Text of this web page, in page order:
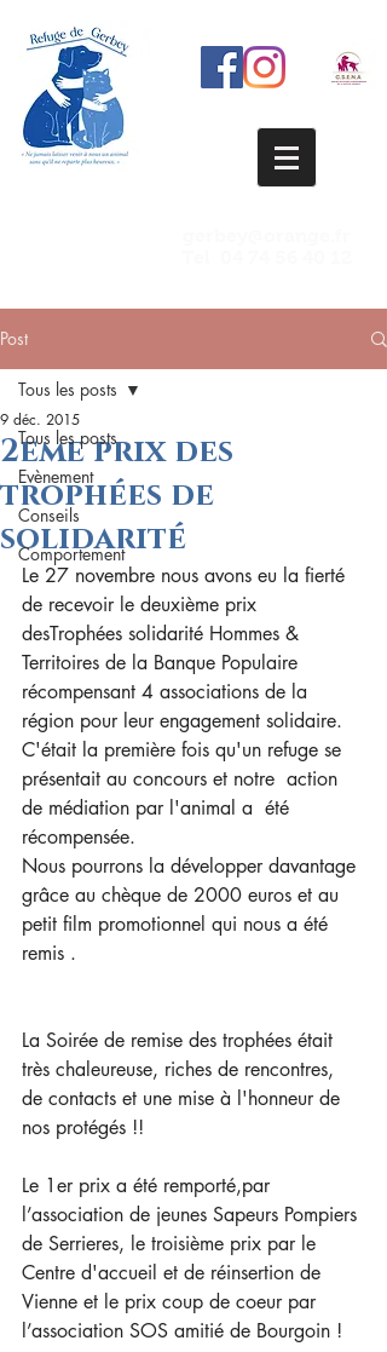
Post
Tous les posts
Evènement
Conseils
Comportement
Tous les posts
2eme prix des
trophées de
solidarité
9 déc. 2015
Le 27 novembre nous avons eu la fierté
de recevoir le deuxième prix
desTrophées solidarité Hommes &
Territoires de la Banque Populaire
récompensant 4 associations de la
région pour leur engagement solidaire.
C'était la première fois qu'un refuge se
présentait au concours et notre  action
de médiation par l'animal a  été
récompensée.
Nous pourrons la développer davantage
grâce au chèque de 2000 euros et au
petit film promotionnel qui nous a été
remis .
La Soirée de remise des trophées était
très chaleureuse, riches de rencontres,
de contacts et une mise à l'honneur de
nos protégés !!
Le 1er prix a été remporté,par
l’association de jeunes Sapeurs Pompiers
de Serrieres, le troisième prix par le
Centre d'accueil et de réinsertion de
Vienne et le prix coup de coeur par
l’association SOS amitié de Bourgoin !